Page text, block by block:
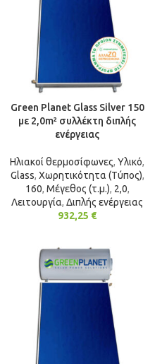
Green Planet Glass Silver 150
με 2,0m² συλλέκτη διπλής
ενέργειας
Ηλιακοί θερμοσίφωνες, Υλικό,
Glass, Χωρητικότητα (Τύπος),
160, Μέγεθος (τ.μ.), 2,0,
Λειτουργία, Διπλής ενέργειας
932,25 €